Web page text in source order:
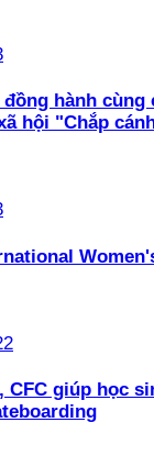
đồng hành
hội "Chắp
CFC giúp học